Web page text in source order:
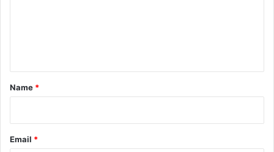
*
Name *
Email *